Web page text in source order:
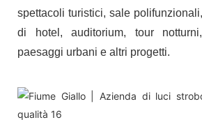
spettacoli turistici, sale
di hotel, auditorium, tour
paesaggi urbani e altri progetti.